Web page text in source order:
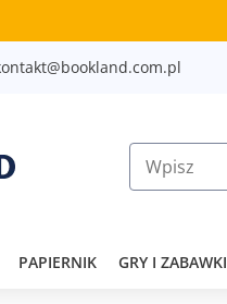
PAPIERNIK GRY I ZABAWKI